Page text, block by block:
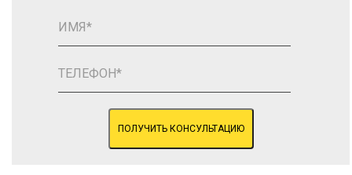
ПОЛУЧИТЬ КОНСУЛЬТАЦИЮ